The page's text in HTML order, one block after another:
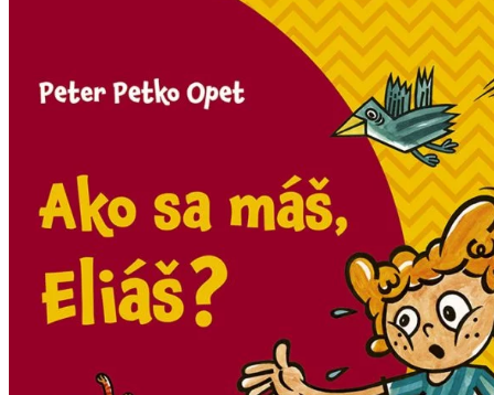
Festival
Folklór
Wellness
Gastro
Kúpele
Šport a agroturistika
Školstvo
Ekonomika obchod a doprava